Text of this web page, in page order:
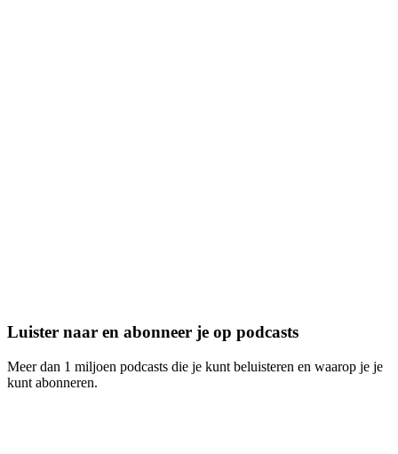
Luister naar en abonneer je op podcasts
Meer dan 1 miljoen podcasts die je kunt beluisteren en waarop je je
kunt abonneren.